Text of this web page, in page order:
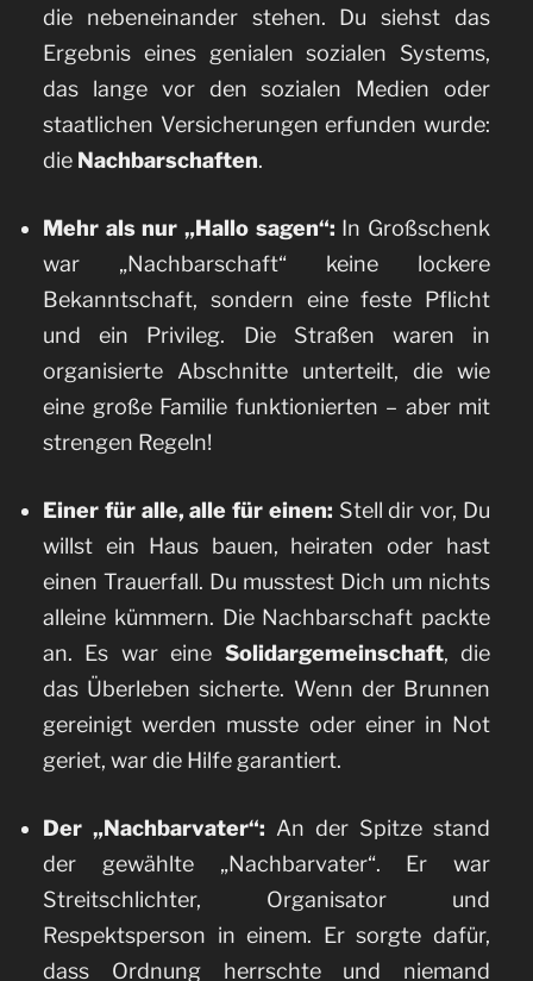
die nebeneinander stehen. Du siehst das
Ergebnis eines genialen sozialen Systems,
das lange vor den sozialen Medien oder
staatlichen Versicherungen erfunden wurde:
die Nachbarschaften.
Mehr als nur „Hallo sagen“: In Großschenk
war „Nachbarschaft“ keine lockere
Bekanntschaft, sondern eine feste Pflicht
und ein Privileg. Die Straßen waren in
organisierte Abschnitte unterteilt, die wie
eine große Familie funktionierten – aber mit
strengen Regeln!
Einer für alle, alle für einen: Stell dir vor, Du
willst ein Haus bauen, heiraten oder hast
einen Trauerfall. Du musstest Dich um nichts
alleine kümmern. Die Nachbarschaft packte
an. Es war eine Solidargemeinschaft, die
das Überleben sicherte. Wenn der Brunnen
gereinigt werden musste oder einer in Not
geriet, war die Hilfe garantiert.
Der „Nachbarvater“: An der Spitze stand
der gewählte „Nachbarvater“. Er war
Streitschlichter, Organisator und
Respektsperson in einem. Er sorgte dafür,
dass Ordnung herrschte und niemand